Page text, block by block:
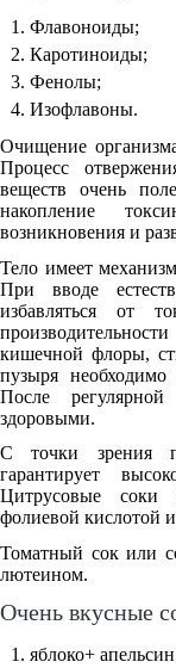
Флавоноиды;
Каротиноиды;
Фенолы;
Изофлавоны.
Очищение
Процесс
веществ очень
накопление
возникновения и
Тело имеет
При вводе
избавляться от
кишечной флоры,
пузыря
После
здоровыми.
С точки зрения
гарантирует
Цитрусовые соки
фолиевой кислотой
Томатный сок или
лютеином.
Очень вкусные
яблоко+